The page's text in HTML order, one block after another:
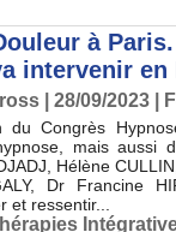
à
intervenir en
| 28/09/2023
du Congrès
mais aussi
Hélène
Dr Francine
et ressentir...